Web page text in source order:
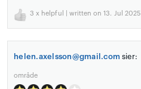
3 x helpful | written on 13. Jul 2025
helen.axelsson@gmail.com sier:
område